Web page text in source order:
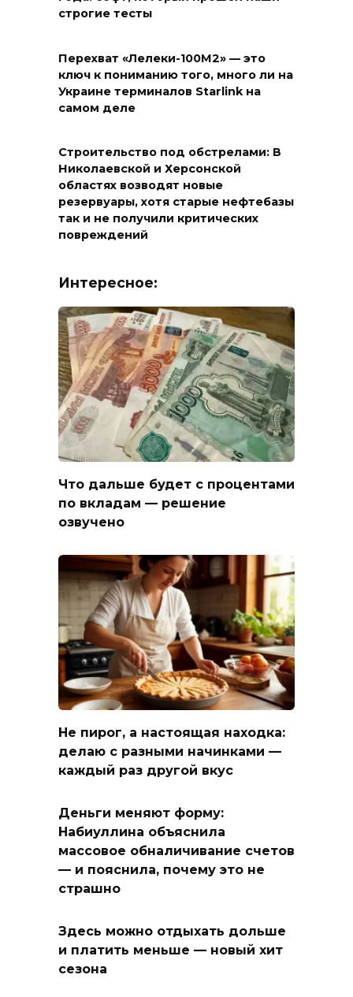
строгие тесты
Перехват «Лелеки-100М2» — это
ключ к пониманию того, много ли на
Украине терминалов Starlink на
самом деле
Строительство под обстрелами: В
Николаевской и Херсонской
областях возводят новые
резервуары, хотя старые нефтебазы
так и не получили критических
повреждений
Интересное:
Что дальше будет с процентами
по вкладам — решение
озвучено
Не пирог, а настоящая находка:
делаю с разными начинками —
каждый раз другой вкус
Деньги меняют форму:
Набиуллина объяснила
массовое обналичивание счетов
— и пояснила, почему это не
страшно
Здесь можно отдыхать дольше
и платить меньше — новый хит
сезона